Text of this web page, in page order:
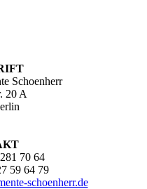
Schoenherr
20 A
70 64
59 64 79
schoenherr.de